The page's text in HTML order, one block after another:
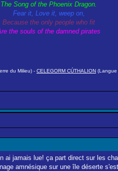
The Song of the Phoenix Dragon.
Fear it, Love it, weep on,
Because the only people who fit
the souls of the damned pirates
du Milieu) - CELEGORM CÚTHALION (Langue
jamais lue! ça part direct sur les
amnésique sur une île déserte